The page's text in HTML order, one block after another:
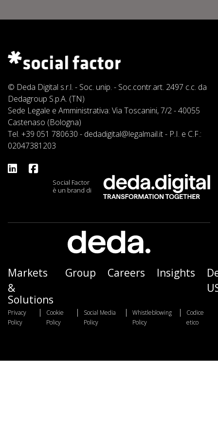
© Deda Digital s.r.l. - Soc. unip. - Soc.contr.art. 2497 c.c. da
Dedagroup S.p.A. (TN)
Sede Legale e Amministrativa: Via Toscanini, 7/2 - 40055
Castenaso (Bologna)
Tel. +39 051 780630 - dedadigital@legalmail.it- P.I. e C.F.:
02047381203
Social Factor
è un brand di
Markets
&
Solutions
Group Careers Insights
Privacy
Policy
| Cookie
Policy
| Social Media
Policy
| Whistleblowing
Policy
| Codice
etico